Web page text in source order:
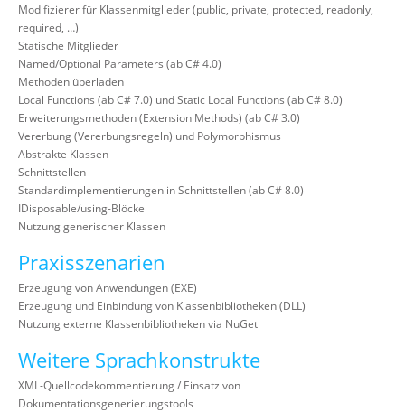
Modifizierer für Klassenmitglieder (public, private, protected, readonly,
required, …)
Statische Mitglieder
Named/Optional Parameters (ab C# 4.0)
Methoden überladen
Local Functions (ab C# 7.0) und Static Local Functions (ab C# 8.0)
Erweiterungsmethoden (Extension Methods) (ab C# 3.0)
Vererbung (Vererbungsregeln) und Polymorphismus
Abstrakte Klassen
Schnittstellen
Standardimplementierungen in Schnittstellen (ab C# 8.0)
IDisposable/using-Blöcke
Nutzung generischer Klassen
Praxisszenarien
Erzeugung von Anwendungen (EXE)
Erzeugung und Einbindung von Klassenbibliotheken (DLL)
Nutzung externe Klassenbibliotheken via NuGet
Weitere Sprachkonstrukte
XML-Quellcodekommentierung / Einsatz von
Dokumentationsgenerierungstools